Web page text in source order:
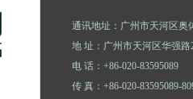
通讯地址：广州市天河区奥
地 址：广州市天河区华强路
电 话：+86-020-83595089
传 真：+86-020-83595089-